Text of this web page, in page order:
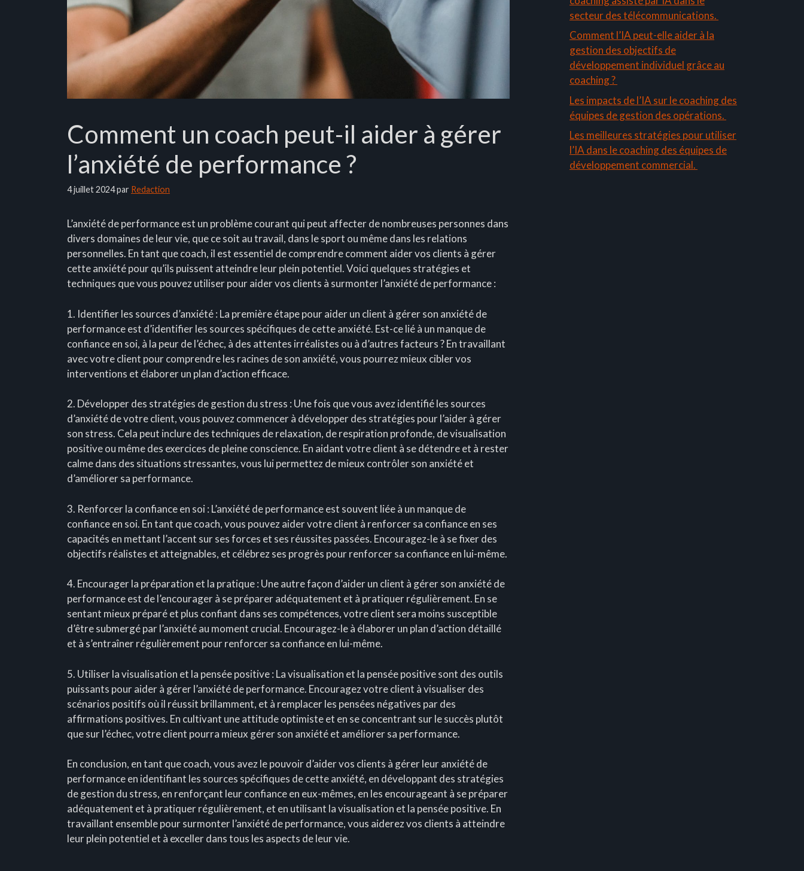
Comment un coach peut-il aider à gérer
l’anxiété de performance ?
4 juillet 2024par Redaction
L’anxiété de performance est un problème courant qui peut affecter de nombreuses personnes dans
divers domaines de leur vie, que ce soit au travail, dans le sport ou même dans les relations
personnelles. En tant que coach, il est essentiel de comprendre comment aider vos clients à gérer
cette anxiété pour qu’ils puissent atteindre leur plein potentiel. Voici quelques stratégies et
techniques que vous pouvez utiliser pour aider vos clients à surmonter l’anxiété de performance :
1. Identifier les sources d’anxiété : La première étape pour aider un client à gérer son anxiété de
performance est d’identifier les sources spécifiques de cette anxiété. Est-ce lié à un manque de
confiance en soi, à la peur de l’échec, à des attentes irréalistes ou à d’autres facteurs ? En travaillant
avec votre client pour comprendre les racines de son anxiété, vous pourrez mieux cibler vos
interventions et élaborer un plan d’action efficace.
2. Développer des stratégies de gestion du stress : Une fois que vous avez identifié les sources
d’anxiété de votre client, vous pouvez commencer à développer des stratégies pour l’aider à gérer
son stress. Cela peut inclure des techniques de relaxation, de respiration profonde, de visualisation
positive ou même des exercices de pleine conscience. En aidant votre client à se détendre et à rester
calme dans des situations stressantes, vous lui permettez de mieux contrôler son anxiété et
d’améliorer sa performance.
3. Renforcer la confiance en soi : L’anxiété de performance est souvent liée à un manque de
confiance en soi. En tant que coach, vous pouvez aider votre client à renforcer sa confiance en ses
capacités en mettant l’accent sur ses forces et ses réussites passées. Encouragez-le à se fixer des
objectifs réalistes et atteignables, et célébrez ses progrès pour renforcer sa confiance en lui-même.
4. Encourager la préparation et la pratique : Une autre façon d’aider un client à gérer son anxiété de
performance est de l’encourager à se préparer adéquatement et à pratiquer régulièrement. En se
sentant mieux préparé et plus confiant dans ses compétences, votre client sera moins susceptible
d’être submergé par l’anxiété au moment crucial. Encouragez-le à élaborer un plan d’action détaillé
et à s’entraîner régulièrement pour renforcer sa confiance en lui-même.
5. Utiliser la visualisation et la pensée positive : La visualisation et la pensée positive sont des outils
puissants pour aider à gérer l’anxiété de performance. Encouragez votre client à visualiser des
scénarios positifs où il réussit brillamment, et à remplacer les pensées négatives par des
affirmations positives. En cultivant une attitude optimiste et en se concentrant sur le succès plutôt
que sur l’échec, votre client pourra mieux gérer son anxiété et améliorer sa performance.
En conclusion, en tant que coach, vous avez le pouvoir d’aider vos clients à gérer leur anxiété de
performance en identifiant les sources spécifiques de cette anxiété, en développant des stratégies
de gestion du stress, en renforçant leur confiance en eux-mêmes, en les encourageant à se préparer
adéquatement et à pratiquer régulièrement, et en utilisant la visualisation et la pensée positive. En
travaillant ensemble pour surmonter l’anxiété de performance, vous aiderez vos clients à atteindre
leur plein potentiel et à exceller dans tous les aspects de leur vie.
secteur des télécommunications.
Comment l’IA peut-elle aider à la
gestion des objectifs de
développement individuel grâce au
coaching ?
Les impacts de l’IA sur le coaching des
équipes de gestion des opérations.
Les meilleures stratégies pour utiliser
l’IA dans le coaching des équipes de
développement commercial.